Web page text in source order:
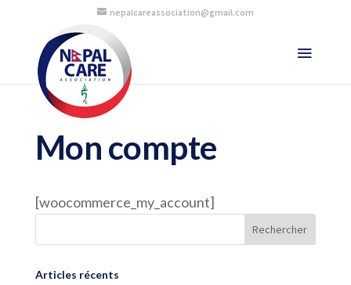
nepalcareassociation@gmail.com
Mon compte
[woocommerce_my_account]
Articles récents